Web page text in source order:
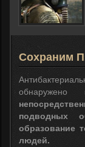
Сохраним
подводных
образование
людей.